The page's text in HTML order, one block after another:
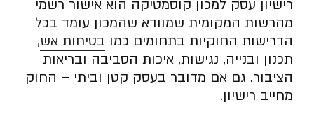
רישיון עסק למכון קוסמטיקה הוא אישור רשמי
מהרשות המקומית שמוודא שהמכון עומד בכל
הדרישות החוקיות בתחומים כמו בטיחות אש,
תכנון ובנייה, נגישות, איכות הסביבה ובריאות
הציבור. גם אם מדובר בעסק קטן וביתי – החוק
מחייב רישיון.